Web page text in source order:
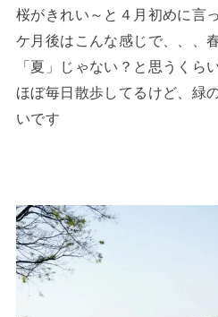
桜がきれい～と４月初めに言
ケ月後はこんな感じで、、、
「夏」じゃない？と思うくら
ほぼ毎日散歩してるけど、緑
いです